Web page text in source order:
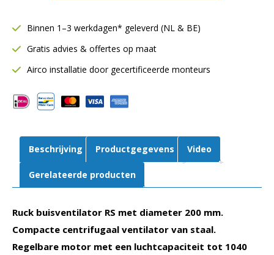
Ø200
|
1040
|
RS
10
aantal
Binnen 1–3 werkdagen* geleverd (NL & BE)
Gratis advies & offertes op maat
Airco installatie door gecertificeerde monteurs
Beschrijving Productgegevens Video
Gerelateerde producten
Ruck buisventilator RS met diameter 200 mm.
Compacte centrifugaal ventilator van staal.
Regelbare motor met een luchtcapaciteit tot 1040